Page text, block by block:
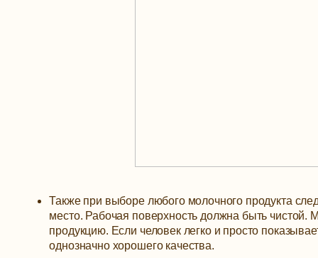
Также при выборе любого молочного продукта
место. Рабочая поверхность должна быть
продукцию. Если человек легко и просто
однозначно хорошего качества.